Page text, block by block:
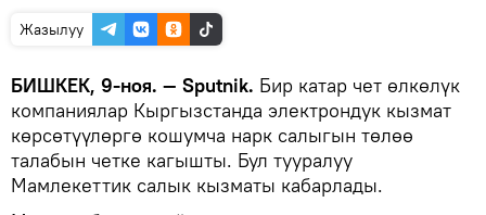
Жазылуу
БИШКЕК, 9-ноя. — Sputnik. Бир катар чет өлкөлүк
компаниялар Кыргызстанда электрондук кызмат
көрсөтүүлөргө кошумча нарк салыгын төлөө
талабын четке кагышты. Бул тууралуу
Мамлекеттик салык кызматы кабарлады.